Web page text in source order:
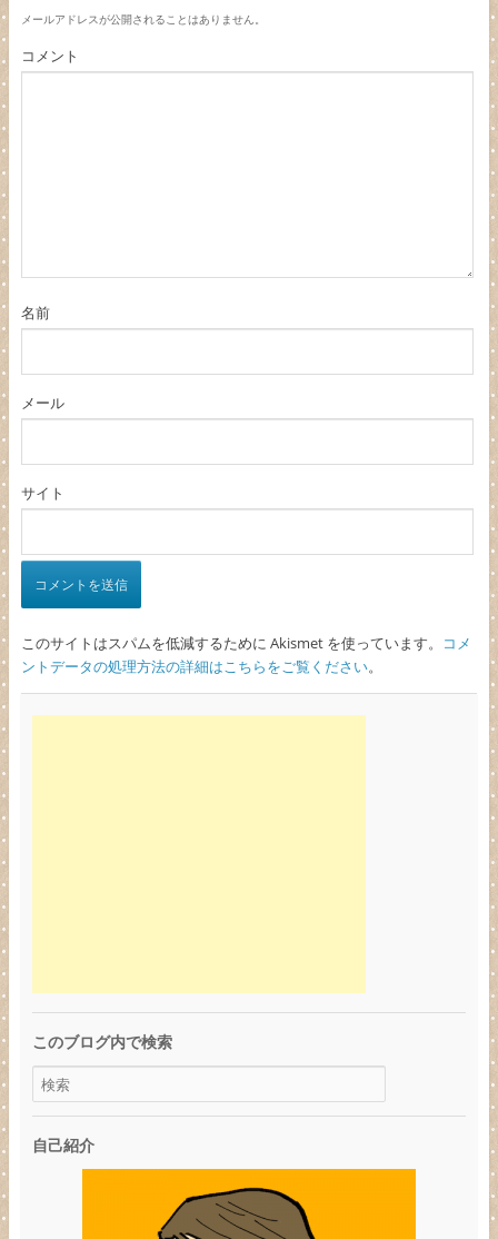
メールアドレスが公開されることはありません。
コメント
名前
メール
サイト
このサイトはスパムを低減するために Akismet を使っています。
コメ
ントデータの処理方法の詳細はこちらをご覧ください。
このブログ内で検索
自己紹介